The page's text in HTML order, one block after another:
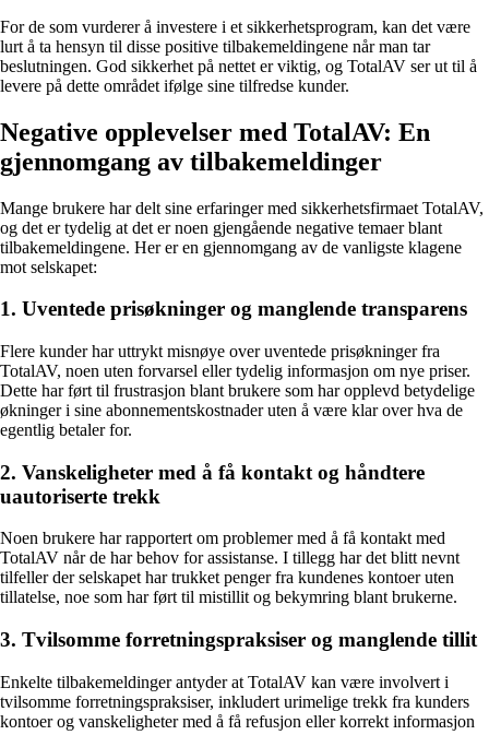
For de som vurderer å investere i et sikkerhetsprogram, kan det være
lurt å ta hensyn til disse positive tilbakemeldingene når man tar
beslutningen. God sikkerhet på nettet er viktig, og TotalAV ser ut til å
levere på dette området ifølge sine tilfredse kunder.
Negative opplevelser med TotalAV: En
gjennomgang av tilbakemeldinger
Mange brukere har delt sine erfaringer med sikkerhetsfirmaet TotalAV,
og det er tydelig at det er noen gjengående negative temaer blant
tilbakemeldingene. Her er en gjennomgang av de vanligste klagene
mot selskapet:
1. Uventede prisøkninger og manglende transparens
Flere kunder har uttrykt misnøye over uventede prisøkninger fra
TotalAV, noen uten forvarsel eller tydelig informasjon om nye priser.
Dette har ført til frustrasjon blant brukere som har opplevd betydelige
økninger i sine abonnementskostnader uten å være klar over hva de
egentlig betaler for.
2. Vanskeligheter med å få kontakt og håndtere
uautoriserte trekk
Noen brukere har rapportert om problemer med å få kontakt med
TotalAV når de har behov for assistanse. I tillegg har det blitt nevnt
tilfeller der selskapet har trukket penger fra kundenes kontoer uten
tillatelse, noe som har ført til mistillit og bekymring blant brukerne.
3. Tvilsomme forretningspraksiser og manglende tillit
Enkelte tilbakemeldinger antyder at TotalAV kan være involvert i
tvilsomme forretningspraksiser, inkludert urimelige trekk fra kunders
kontoer og vanskeligheter med å få refusjon eller korrekt informasjon